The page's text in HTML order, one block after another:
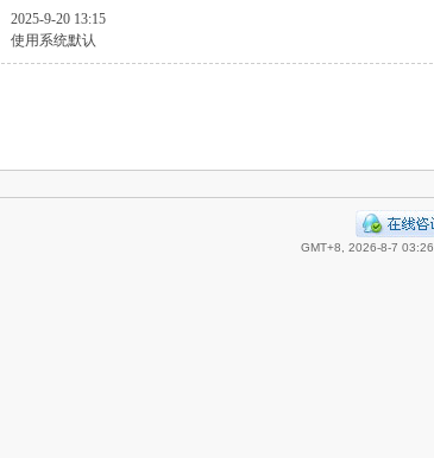
2025-9-20 13:15
使用系统默认
GMT+8, 2026-8-7 03:26